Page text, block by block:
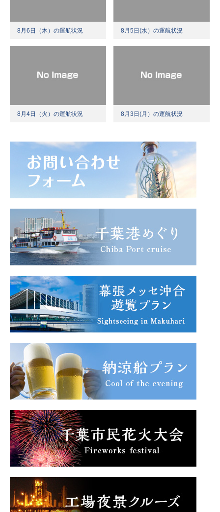
8月6日（木）の運航状況 8月5日(水）の運航状況
8月4日（火）の運航状況 8月3日(月）の運航状況